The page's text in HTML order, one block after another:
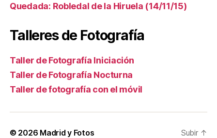
Quedada: Robledal de la Hiruela (14/11/15)
Talleres de Fotografía
Taller de Fotografía Iniciación
Taller de Fotografía Nocturna
Taller de fotografía con el móvil
© 2026 Madrid y Fotos Subir ↑